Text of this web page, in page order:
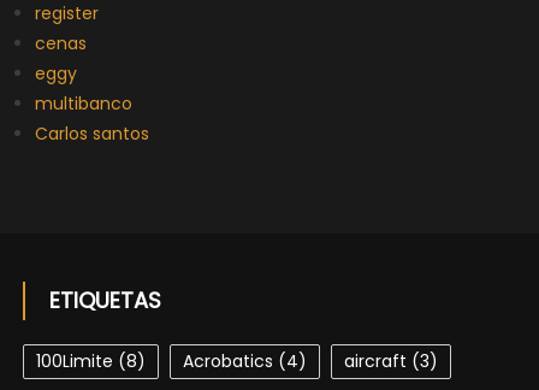
register
cenas
eggy
multibanco
Carlos santos
ETIQUETAS
100Limite (8) Acrobatics (4) aircraft (3)